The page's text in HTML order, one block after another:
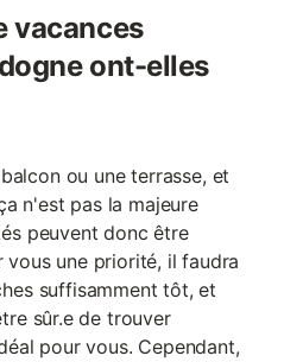
vacances
ont-elles
ou une terrasse, et
n'est pas la majeure
peuvent donc être
une priorité, il faudra
suffisamment tôt, et
sûr.e de trouver
pour vous. Cependant,